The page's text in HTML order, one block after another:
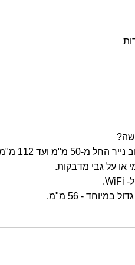
או על גבי מדבקות.
במיוחד - 56 מ"מ.